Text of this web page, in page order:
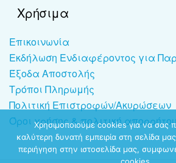
Χρήσιμα
Επικοινωνία
Εκδήλωση Ενδιαφέροντος για
Έξοδα Αποστολής
Τρόποι Πληρωμής
Πολιτική Επιστροφών/Ακυρώσεων
Όροι χρήσης & πολιτική
Χρησιμοποιούμε cookies για να σας
καλύτερη δυνατή εμπειρία στη σελίδα
περιήγηση στην ιστοσελίδα μας,